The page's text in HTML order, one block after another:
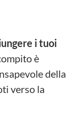
i tuoi
è
della
verso la